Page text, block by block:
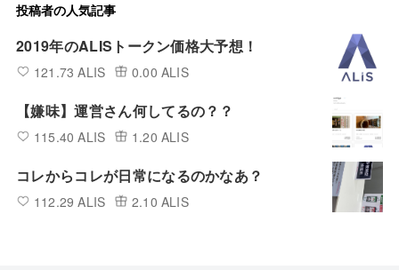
投稿者の人気記事
2019年のALISトークン価格大予想！
121.73 ALIS 0.00 ALIS
【嫌味】運営さん何してるの？？
115.40 ALIS 1.20 ALIS
コレからコレが日常になるのかなあ？
112.29 ALIS 2.10 ALIS